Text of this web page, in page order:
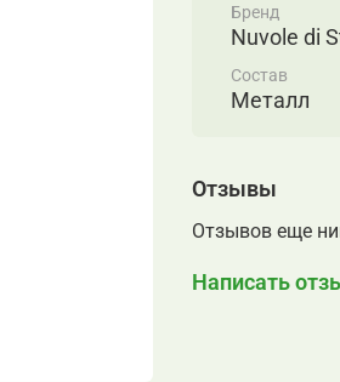
Бренд
Nuvole di
Состав
Металл
Отзывы
Отзывов еще
Написать